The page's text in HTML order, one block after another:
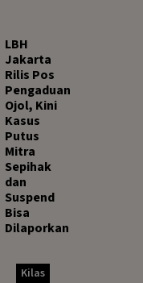
LBH
Jakarta
Rilis Pos
Pengaduan
Ojol, Kini
Kasus
Putus
Mitra
Sepihak
dan
Suspend
Bisa
Dilaporkan
Kilas